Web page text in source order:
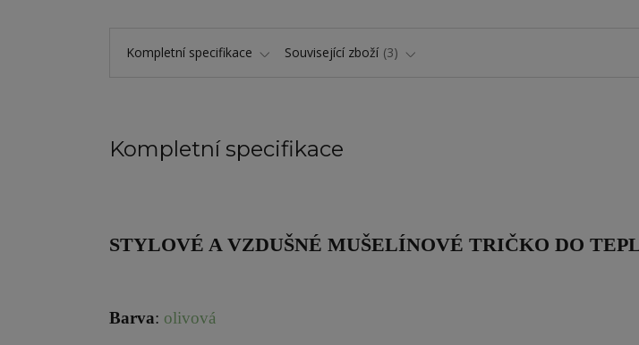
Kompletní specifikace Související zboží 3
Kompletní specifikace
STYLOVÉ A VZDUŠNÉ MUŠELÍNOVÉ TRIČKO DO
Barva: olivová